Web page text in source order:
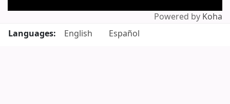
Powered by Koha
Languages:
English Español